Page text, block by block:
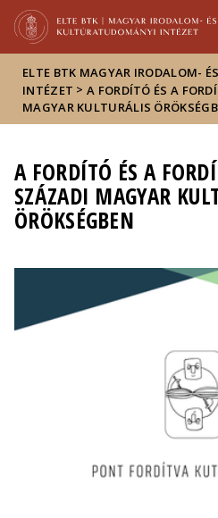
Hírek
ELTE
ELTE BTK MAGYAR IRODALOM-
INTÉZET > A FORDÍTÓ ÉS A
MAGYAR KULTURÁLIS
A FORDÍTÓ ÉS A
SZÁZADI MAGYAR
ÖRÖKSÉGBEN